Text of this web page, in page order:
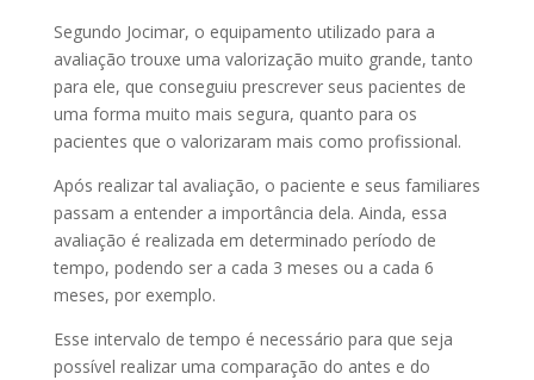
Segundo Jocimar, o equipamento utilizado para a
avaliação trouxe uma valorização muito grande, tanto
para ele, que conseguiu prescrever seus pacientes de
uma forma muito mais segura, quanto para os
pacientes que o valorizaram mais como profissional.
Após realizar tal avaliação, o paciente e seus familiares
passam a entender a importância dela. Ainda, essa
avaliação é realizada em determinado período de
tempo, podendo ser a cada 3 meses ou a cada 6
meses, por exemplo.
Esse intervalo de tempo é necessário para que seja
possível realizar uma comparação do antes e do